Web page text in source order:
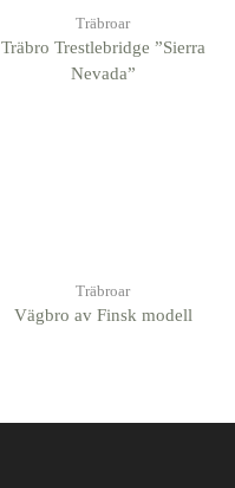
Träbroar
Träbro Trestlebridge ”Sierra
Nevada”
Träbroar
Vägbro av Finsk modell